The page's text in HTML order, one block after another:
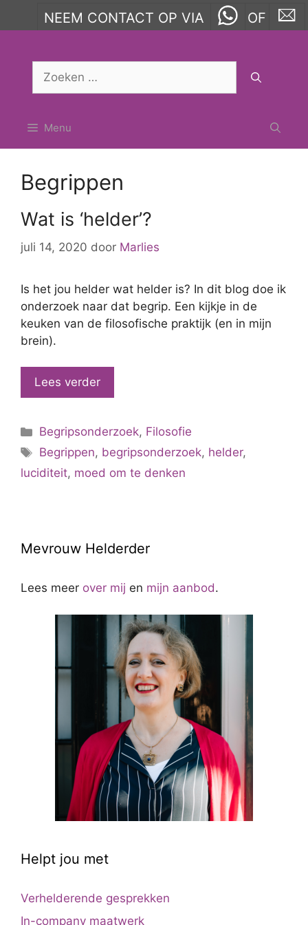
NEEM CONTACT OP VIA OF
Zoek
Menu
Begrippen
Wat is ‘helder’?
juli 14, 2020 door Marlies
Is het jou helder wat helder is? In dit blog doe ik
onderzoek naar dat begrip. Een kijkje in de
keuken van de filosofische praktijk (en in mijn
brein).
Lees verder
Categorieën
Begripsonderzoek, Filosofie
Tags
Begrippen, begripsonderzoek, helder,
luciditeit, moed om te denken
Mevrouw Helderder
Lees meer over mij en mijn aanbod.
Helpt jou met
Verhelderende gesprekken
In-company maatwerk